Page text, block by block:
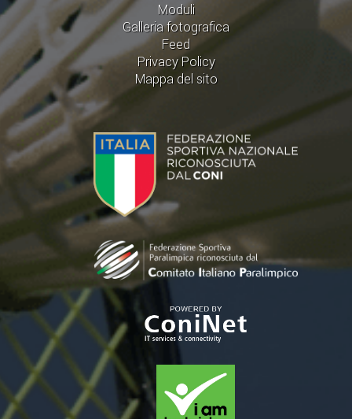
Moduli
Galleria fotografica
Feed
Privacy Policy
Mappa del sito